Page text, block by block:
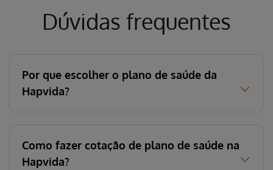
Dúvidas frequentes
Por que escolher o plano de saúde da
Hapvida?
Como fazer cotação de plano de saúde na
Hapvida?